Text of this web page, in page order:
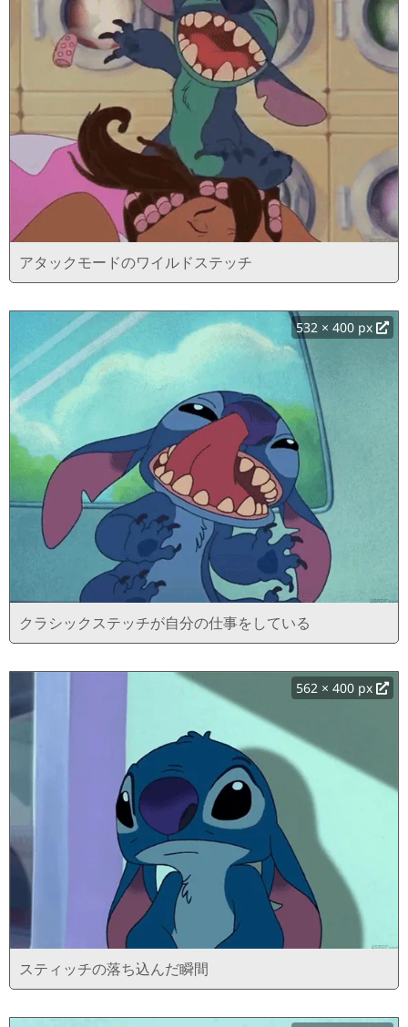
アタックモードのワイルドステッチ
532 × 400 px
クラシックステッチが自分の仕事をしている
562 × 400 px
スティッチの落ち込んだ瞬間